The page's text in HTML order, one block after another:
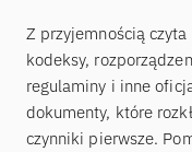
Z przyjemnością czyta
kodeksy,
regulaminy i inne
dokumenty, które
czynniki pierwsze.